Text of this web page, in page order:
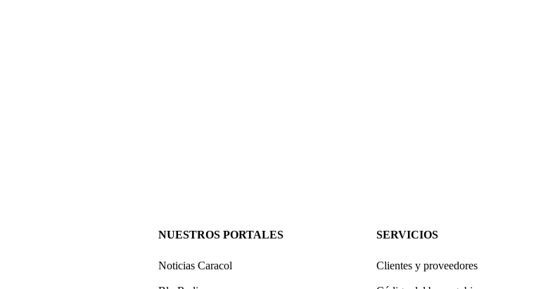
NUESTROS PORTALES
Noticias Caracol
SERVICIOS
Clientes y proveedores